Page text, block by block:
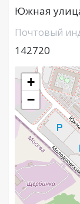
Южная
Почтовый
142720
+
−